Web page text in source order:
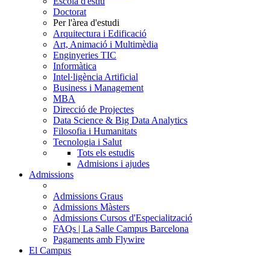
Doctorat
Per l'àrea d'estudi
Arquitectura i Edificació
Art, Animació i Multimèdia
Enginyeries TIC
Informàtica
Intel·ligència Artificial
Business i Management
MBA
Direcció de Projectes
Data Science & Big Data Analytics
Filosofia i Humanitats
Tecnologia i Salut
Tots els estudis
Admisions i ajudes
Admissions
Admissions Graus
Admissions Màsters
Admissions Cursos d'Especialització
FAQs | La Salle Campus Barcelona
Pagaments amb Flywire
El Campus